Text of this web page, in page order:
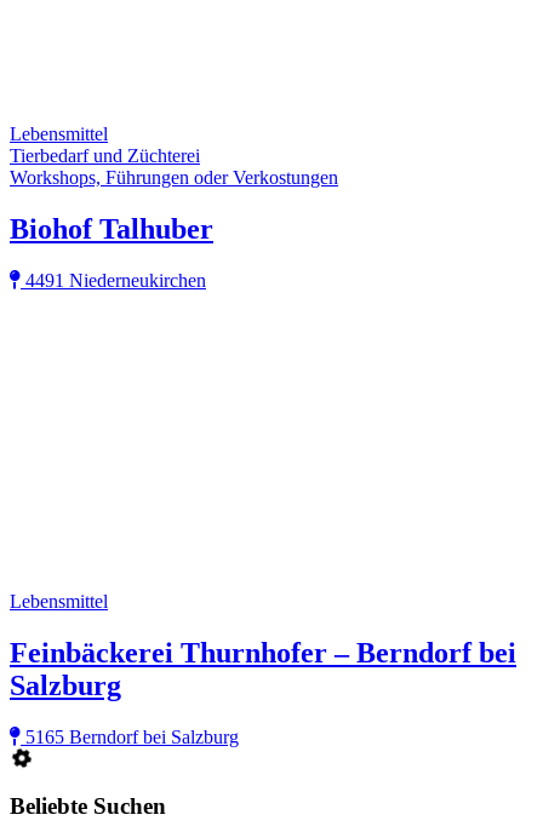
Lebensmittel
Tierbedarf und Züchterei
Workshops, Führungen oder Verkostungen
Biohof Talhuber
4491 Niederneukirchen
Lebensmittel
Feinbäckerei Thurnhofer – Berndorf bei
Salzburg
5165 Berndorf bei Salzburg
Beliebte Suchen